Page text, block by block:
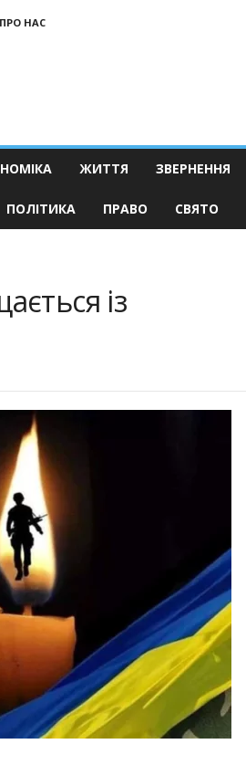
ПРО НАС
ЖИТТЯ ЗВЕРНЕННЯ
ПОЛІТИКА ПРАВО СВЯТО
із